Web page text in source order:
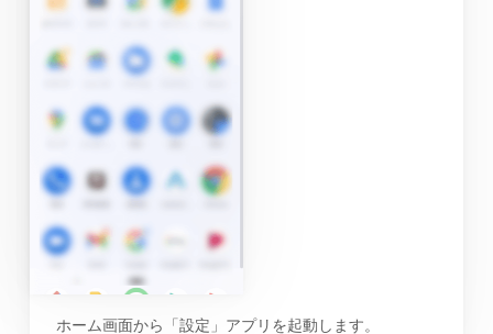
ホーム画面から「設定」アプリを起動します。